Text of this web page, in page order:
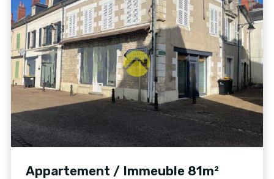
Appartement / Immeuble 81m²